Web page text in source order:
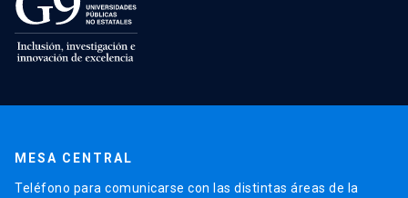
MESA CENTRAL
Teléfono para comunicarse con las distintas áreas de la